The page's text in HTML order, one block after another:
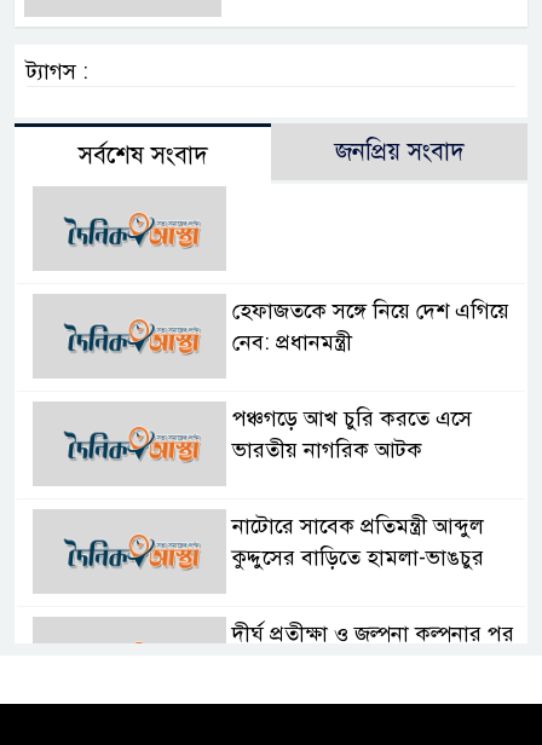
ট্যাগস :
সর্বশেষ সংবাদ জনপ্রিয় সংবাদ
হেফাজতকে সঙ্গে নিয়ে দেশ এগিয়ে
নেব: প্রধানমন্ত্রী
পঞ্চগড়ে আখ চুরি করতে এসে
ভারতীয় নাগরিক আটক
নাটোরে সাবেক প্রতিমন্ত্রী আব্দুল
কুদ্দুসের বাড়িতে হামলা-ভাঙচুর
দীর্ঘ প্রতীক্ষা ও জল্পনা কল্পনার পর